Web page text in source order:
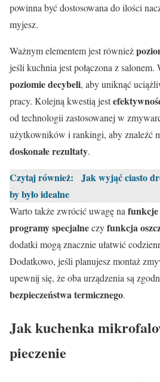
powinna być dostosowana do ilości
myjesz.
Ważnym elementem jest również
jeśli kuchnia jest połączona z
poziomie decybeli, aby uniknąć
pracy. Kolejną kwestią jest
od technologii zastosowanej w
użytkowników i rankingi, aby znaleźć
doskonałe rezultaty.
Czytaj również:
Jak wyjąć ciasto
by było idealne
Warto także zwrócić uwagę na funkcje
programy specjalneczyfunkcja
dodatki mogą znacznie ułatwić
Dodatkowo, jeśli planujesz montaż
upewnij się, że oba urządzenia są
bezpieczeństwa termicznego.
Jak kuchenka
pieczenie